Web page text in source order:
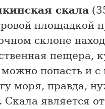
скала
площадкой
склоне
пещера,
можно попасть и
моря, правда,
Скала является